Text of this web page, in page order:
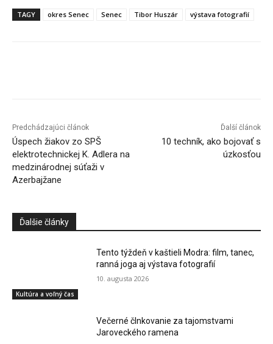
TAGY okres Senec Senec Tibor Huszár výstava fotografií
Predchádzajúci článok
Úspech žiakov zo SPŠ
elektrotechnickej K. Adlera na
medzinárodnej súťaži v
Azerbajžane
Ďalší článok
10 techník, ako bojovať s
úzkosťou
Ďalšie články
Kultúra a voľný čas
Tento týždeň v kaštieli Modra: film, tanec,
ranná joga aj výstava fotografií
10. augusta 2026
Večerné člnkovanie za tajomstvami
Jaroveckého ramena